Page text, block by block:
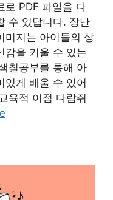
로 PDF 파일을 다
수 있답니다. 장난
미지는 아이들의 상
감을 키울 수 있는
칠공부를 통해 아
있게 배울 수 있어
육적 이점 다람쥐